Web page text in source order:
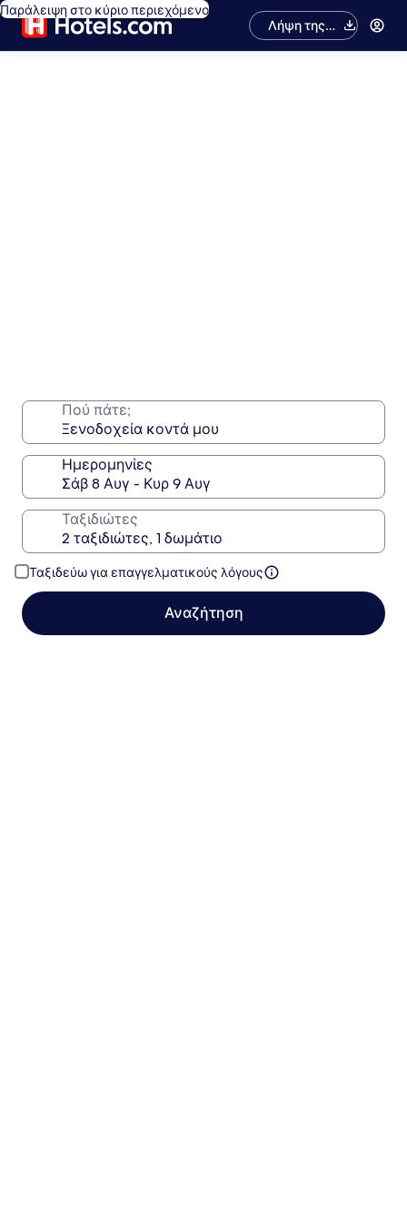
Παράλειψη στο κύριο περιεχόμενο
Λήψη της
εφαρμογής
Πού πάτε;
Ημερομηνίες
Ταξιδιώτες
Ταξιδεύω για επαγγελματικούς λόγους
Αναζήτηση